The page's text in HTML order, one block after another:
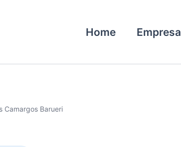
Home Empresa
Camargos Barueri